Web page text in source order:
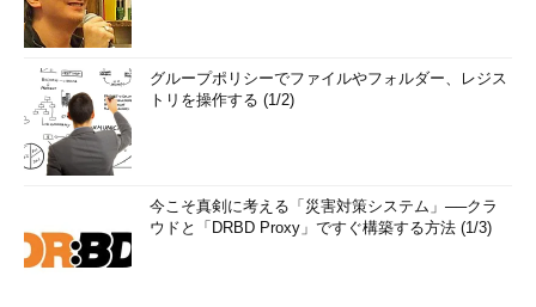
グループポリシーでファイルやフォルダー、レジス
トリを操作する (1/2)
今こそ真剣に考える「災害対策システム」──クラ
ウドと「DRBD Proxy」ですぐ構築する方法 (1/3)